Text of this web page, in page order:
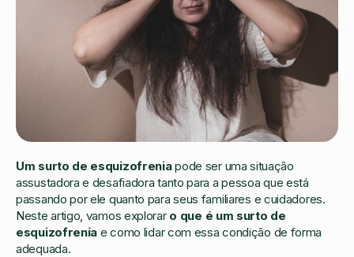
Um surto de esquizofreniapode ser uma situação
assustadora e desafiadora tanto para a pessoa que está
passando por ele quanto para seus familiares e cuidadores.
Neste artigo, vamos explorar o que é um surto de
esquizofrenia e como lidar com essa condição de forma
adequada.